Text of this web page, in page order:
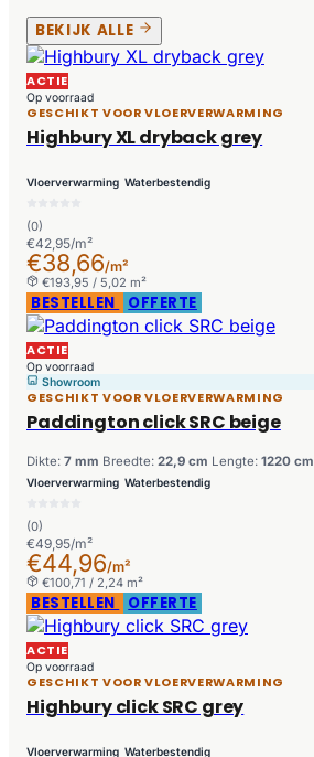
BEKIJK ALLE
ACTIE
Op voorraad
GESCHIKT VOOR VLOERVERWARMING
Highbury XL dryback grey
Vloerverwarming Waterbestendig
(0)
€42,95/m²
€38,66/m²
€193,95 / 5,02 m²
BESTELLEN OFFERTE
ACTIE
Op voorraad
Showroom
GESCHIKT VOOR VLOERVERWARMING
Paddington click SRC beige
Dikte: 7 mm Breedte: 22,9 cm Lengte: 1220 cm
Vloerverwarming Waterbestendig
(0)
€49,95/m²
€44,96/m²
€100,71 / 2,24 m²
BESTELLEN OFFERTE
ACTIE
Op voorraad
GESCHIKT VOOR VLOERVERWARMING
Highbury click SRC grey
Vloerverwarming Waterbestendig